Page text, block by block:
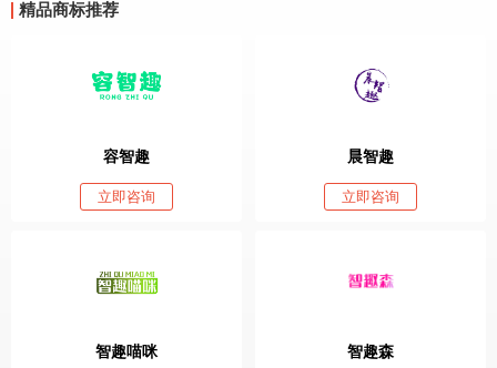
精品商标推荐
容智趣
立即咨询
晨智趣
立即咨询
智趣喵咪 智趣森